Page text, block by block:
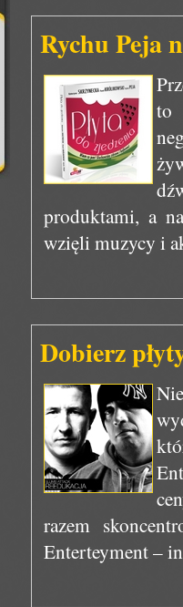
Rychu Peja
to
produktami, a
wzięli muzycy i
Dobierz
razem
Enterteyment –